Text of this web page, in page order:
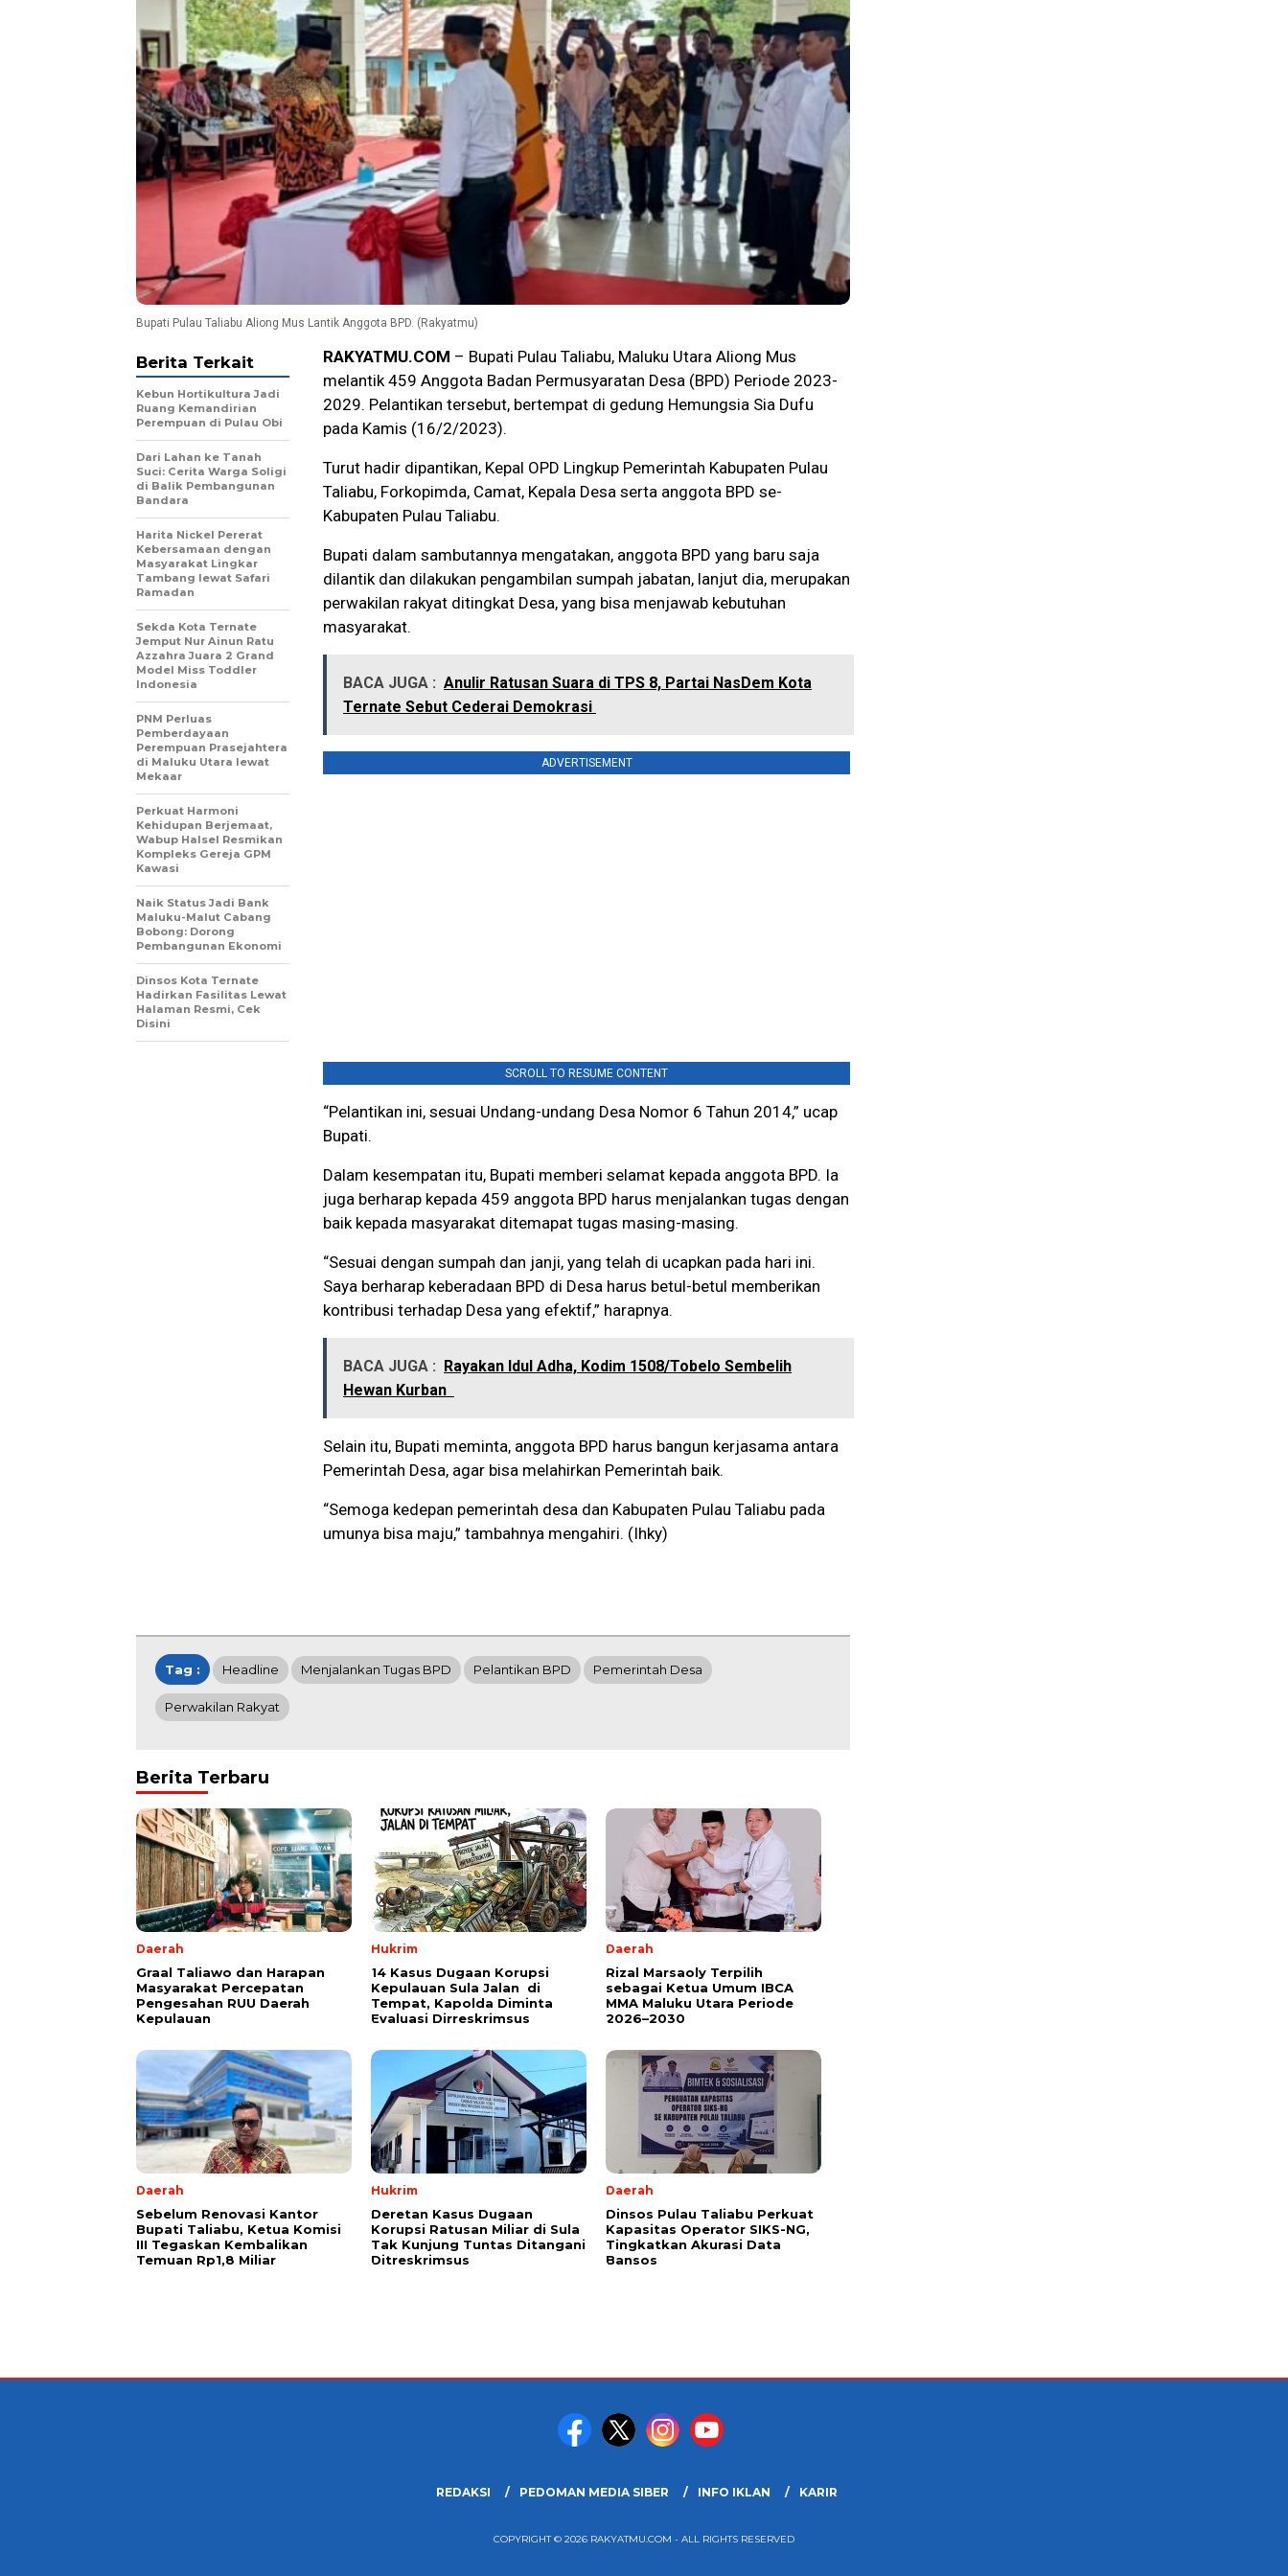
Bupati Pulau Taliabu Aliong Mus Lantik Anggota BPD. (Rakyatmu)
RAKYATMU.COM – Bupati Pulau Taliabu, Maluku Utara Aliong Mus
melantik 459 Anggota Badan Permusyaratan Desa (BPD) Periode 2023-
2029. Pelantikan tersebut, bertempat di gedung Hemungsia Sia Dufu
pada Kamis (16/2/2023).
Turut hadir dipantikan, Kepal OPD Lingkup Pemerintah Kabupaten Pulau
Taliabu, Forkopimda, Camat, Kepala Desa serta anggota BPD se-
Kabupaten Pulau Taliabu.
Bupati dalam sambutannya mengatakan, anggota BPD yang baru saja
dilantik dan dilakukan pengambilan sumpah jabatan, lanjut dia, merupakan
perwakilan rakyat ditingkat Desa, yang bisa menjawab kebutuhan
masyarakat.
BACA JUGA : Anulir Ratusan Suara di TPS 8, Partai NasDem Kota
Ternate Sebut Cederai Demokrasi
ADVERTISEMENT
SCROLL TO RESUME CONTENT
“Pelantikan ini, sesuai Undang-undang Desa Nomor 6 Tahun 2014,” ucap
Bupati.
Dalam kesempatan itu, Bupati memberi selamat kepada anggota BPD. Ia
juga berharap kepada 459 anggota BPD harus menjalankan tugas dengan
baik kepada masyarakat ditemapat tugas masing-masing.
“Sesuai dengan sumpah dan janji, yang telah di ucapkan pada hari ini.
Saya berharap keberadaan BPD di Desa harus betul-betul memberikan
kontribusi terhadap Desa yang efektif,” harapnya.
BACA JUGA :
Rayakan Idul Adha, Kodim 1508/Tobelo Sembelih
Hewan Kurban
Selain itu, Bupati meminta, anggota BPD harus bangun kerjasama antara
Pemerintah Desa, agar bisa melahirkan Pemerintah baik.
“Semoga kedepan pemerintah desa dan Kabupaten Pulau Taliabu pada
umunya bisa maju,” tambahnya mengahiri. (Ihky)
Berita Terkait
Kebun Hortikultura Jadi
Ruang Kemandirian
Perempuan di Pulau Obi
Dari Lahan ke Tanah
Suci: Cerita Warga Soligi
di Balik Pembangunan
Bandara
Harita Nickel Pererat
Kebersamaan dengan
Masyarakat Lingkar
Tambang lewat Safari
Ramadan
Sekda Kota Ternate
Jemput Nur Ainun Ratu
Azzahra Juara 2 Grand
Model Miss Toddler
Indonesia
PNM Perluas
Pemberdayaan
Perempuan Prasejahtera
di Maluku Utara lewat
Mekaar
Perkuat Harmoni
Kehidupan Berjemaat,
Wabup Halsel Resmikan
Kompleks Gereja GPM
Kawasi
Naik Status Jadi Bank
Maluku-Malut Cabang
Bobong: Dorong
Pembangunan Ekonomi
Dinsos Kota Ternate
Hadirkan Fasilitas Lewat
Halaman Resmi, Cek
Disini
Tag : Headline Menjalankan Tugas BPD Pelantikan BPD Pemerintah Desa
Perwakilan Rakyat
Berita Terbaru
Daerah
Graal Taliawo dan Harapan
Masyarakat Percepatan
Pengesahan RUU Daerah
Kepulauan
Hukrim
14 Kasus Dugaan Korupsi
Kepulauan Sula Jalan di
Tempat, Kapolda Diminta
Evaluasi Dirreskrimsus
Daerah
Rizal Marsaoly Terpilih
sebagai Ketua Umum IBCA
MMA Maluku Utara Periode
2026–2030
Daerah
Sebelum Renovasi Kantor
Bupati Taliabu, Ketua Komisi
III Tegaskan Kembalikan
Temuan Rp1,8 Miliar
Hukrim
Deretan Kasus Dugaan
Korupsi Ratusan Miliar di Sula
Tak Kunjung Tuntas Ditangani
Ditreskrimsus
Daerah
Dinsos Pulau Taliabu Perkuat
Kapasitas Operator SIKS-NG,
Tingkatkan Akurasi Data
Bansos
REDAKSI PEDOMAN MEDIA SIBER INFO IKLAN KARIR
COPYRIGHT © 2026 RAKYATMU.COM - ALL RIGHTS RESERVED